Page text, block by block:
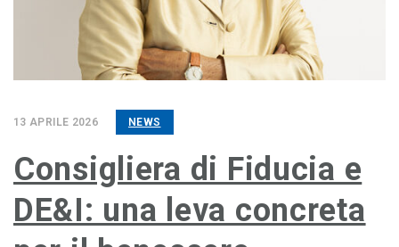
13 APRILE 2026 NEWS
Consigliera di Fiducia e
DE&I: una leva concreta